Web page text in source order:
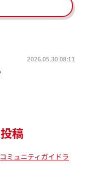
2026.05.30 08:11
稿
コミュニティガイドラ